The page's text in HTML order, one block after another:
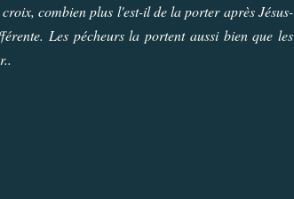
combien plus l'est-il de la porter après Jésus-
Les pécheurs la portent aussi bien que les